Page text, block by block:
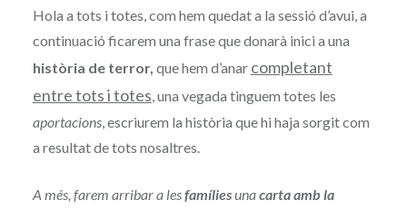
Hola a tots i totes, com hem quedat a la sessió d’avui, a
continuació ficarem una frase que donarà inici a una
història de terror, que hem d’anar completant
entre tots i totes, una vegada tinguem totes les
aportacions, escriurem la història que hi haja sorgit com
a resultat de tots nosaltres.
A més, farem arribar a lesfamíliesunacarta amb la